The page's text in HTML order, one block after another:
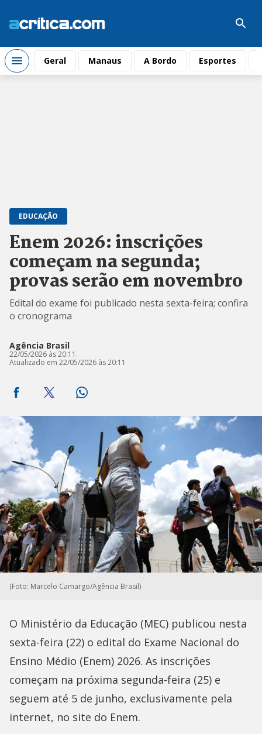
Geral Manaus A Bordo Esportes
EDUCAÇÃO
Enem 2026: inscrições
começam na segunda;
provas serão em novembro
Edital do exame foi publicado nesta sexta-feira; confira
o cronograma
Agência Brasil
22/05/2026 às 20:11.
Atualizado em 22/05/2026 às 20:11
(Foto: Marcelo Camargo/Agência Brasil)
O Ministério da Educação (MEC) publicou nesta
sexta-feira (22) o edital do Exame Nacional do
Ensino Médio (Enem) 2026. As inscrições
começam na próxima segunda-feira (25) e
seguem até 5 de junho, exclusivamente pela
internet, no site do Enem.